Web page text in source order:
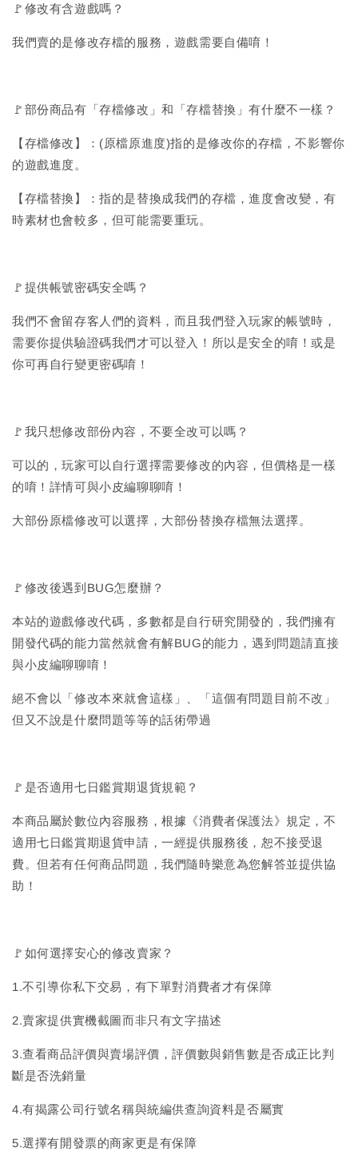
🚩修改有含遊戲嗎？
我們賣的是修改存檔的服務，遊戲需要自備唷！
🚩部份商品有「存檔修改」和「存檔替換」有什麼不一樣？
【存檔修改】：(原檔原進度)指的是修改你的存檔，不影響你
的遊戲進度。
【存檔替換】：指的是替換成我們的存檔，進度會改變，有
時素材也會較多，但可能需要重玩。
🚩提供帳號密碼安全嗎？
我們不會留存客人們的資料，而且我們登入玩家的帳號時，
需要你提供驗證碼我們才可以登入！所以是安全的唷！或是
你可再自行變更密碼唷！
🚩我只想修改部份內容，不要全改可以嗎？
可以的，玩家可以自行選擇需要修改的內容，但價格是一樣
的唷！詳情可與小皮編聊聊唷！
大部份原檔修改可以選擇，大部份替換存檔無法選擇。
🚩修改後遇到BUG怎麼辦？
本站的遊戲修改代碼，多數都是自行研究開發的，我們擁有
開發代碼的能力當然就會有解BUG的能力，遇到問題請直接
與小皮編聊聊唷！
絕不會以「修改本來就會這樣」、「這個有問題目前不改」
但又不說是什麼問題等等的話術帶過
🚩是否適用七日鑑賞期退貨規範？
本商品屬於數位內容服務，根據《消費者保護法》規定，不
適用七日鑑賞期退貨申請，一經提供服務後，恕不接受退
費。但若有任何商品問題，我們隨時樂意為您解答並提供協
助！
🚩如何選擇安心的修改賣家？
1.不引導你私下交易，有下單對消費者才有保障
2.賣家提供實機截圖而非只有文字描述
3.查看商品評價與賣場評價，評價數與銷售數是否成正比判
斷是否洗銷量
4.有揭露公司行號名稱與統編供查詢資料是否屬實
5.選擇有開發票的商家更是有保障